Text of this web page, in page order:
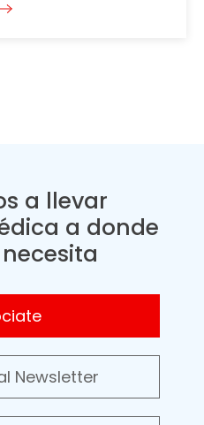
a llevar
a donde
Newsletter